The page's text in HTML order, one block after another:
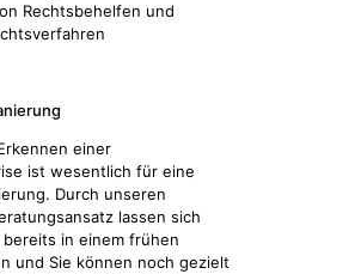
Rechtsbehelfen und
einer
ist wesentlich für eine
Durch unseren
lassen sich
bereits in einem frühen
und Sie können noch gezielt